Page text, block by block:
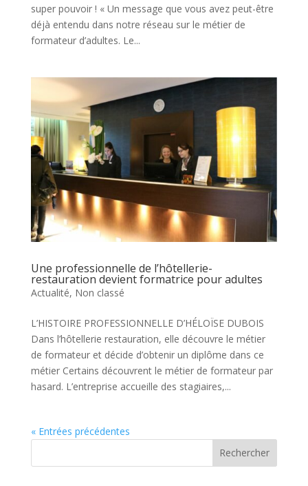
super pouvoir ! « Un message que vous avez peut-être
déjà entendu dans notre réseau sur le métier de
formateur d’adultes. Le...
Une professionnelle de l’hôtellerie-
restauration devient formatrice pour adultes
Actualité, Non classé
L’HISTOIRE PROFESSIONNELLE D’HÉLOÏSE DUBOIS
Dans l’hôtellerie restauration, elle découvre le métier
de formateur et décide d’obtenir un diplôme dans ce
métier Certains découvrent le métier de formateur par
hasard. L’entreprise accueille des stagiaires,...
« Entrées précédentes
Rechercher